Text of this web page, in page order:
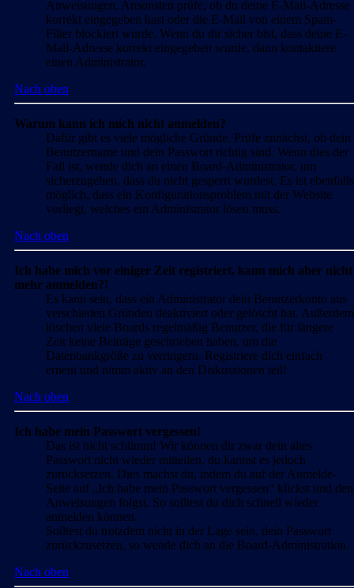
Anweisungen. Ansonsten prüfe, ob du deine E-Mail-Adresse
korrekt eingegeben hast oder die E-Mail von einem Spam-
Filter blockiert wurde. Wenn du dir sicher bist, dass deine E-
Mail-Adresse korrekt eingegeben wurde, dann kontaktiere
einen Administrator.
Nach oben
Warum kann ich mich nicht anmelden?
Dafür gibt es viele mögliche Gründe. Prüfe zunächst, ob dein
Benutzername und dein Passwort richtig sind. Wenn dies der
Fall ist, wende dich an einen Board-Administrator, um
sicherzugehen, dass du nicht gesperrt wurdest. Es ist ebenfalls
möglich, dass ein Konfigurationsproblem mit der Website
vorliegt, welches ein Administrator lösen muss.
Nach oben
Ich habe mich vor einiger Zeit registriert, kann mich aber nicht
mehr anmelden?!
Es kann sein, dass ein Administrator dein Benutzerkonto aus
verschieden Gründen deaktiviert oder gelöscht hat. Außerdem
löschen viele Boards regelmäßig Benutzer, die für längere
Zeit keine Beiträge geschrieben haben, um die
Datenbankgröße zu verringern. Registriere dich einfach
erneut und nimm aktiv an den Diskussionen teil!
Nach oben
Ich habe mein Passwort vergessen!
Das ist nicht schlimm! Wir können dir zwar dein altes
Passwort nicht wieder mitteilen, du kannst es jedoch
zurücksetzen. Dies machst du, indem du auf der Anmelde-
Seite auf „Ich habe mein Passwort vergessen“ klickst und den
Anweisungen folgst. So solltest du dich schnell wieder
anmelden können.
Solltest du trotzdem nicht in der Lage sein, dein Passwort
zurückzusetzen, so wende dich an die Board-Administration.
Nach oben